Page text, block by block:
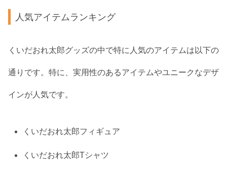
人気アイテムランキング
くいだおれ太郎グッズの中で特に人気のアイテムは以下の
通りです。特に、実用性のあるアイテムやユニークなデザ
インが人気です。
くいだおれ太郎フィギュア
くいだおれ太郎Tシャツ